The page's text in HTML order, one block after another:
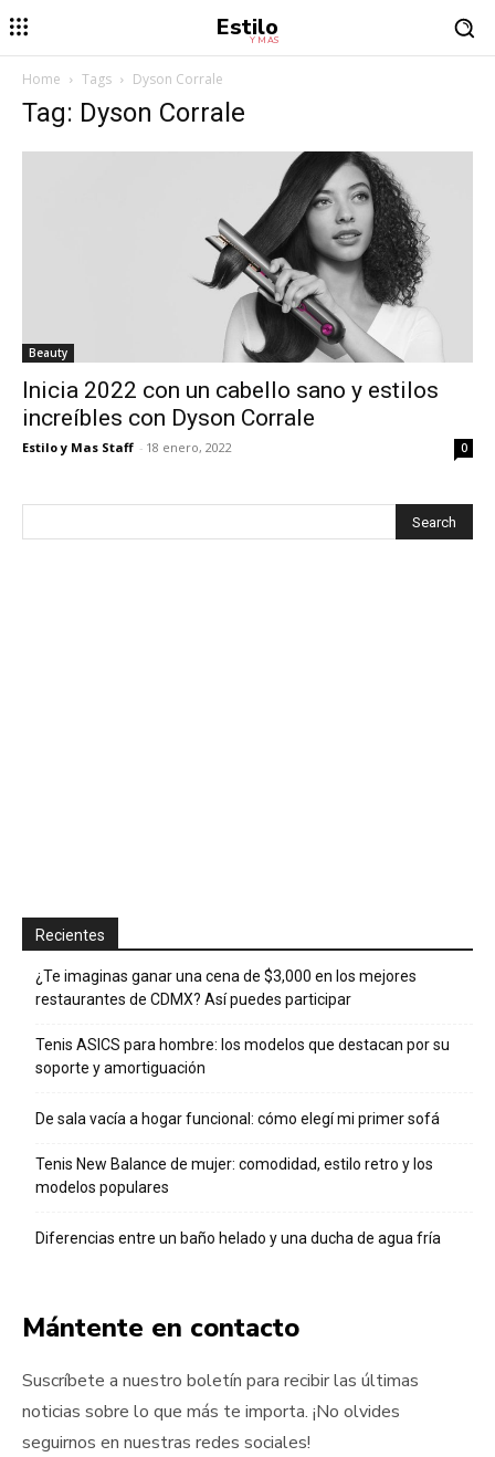
Estilo
Y MÁS
Home Tags Dyson Corrale
Tag: Dyson Corrale
Beauty
Inicia 2022 con un cabello sano y estilos
increíbles con Dyson Corrale
Estilo y Mas Staff - 18 enero, 2022 0
Recientes
¿Te imaginas ganar una cena de $3,000 en los mejores
restaurantes de CDMX? Así puedes participar
Tenis ASICS para hombre: los modelos que destacan por su
soporte y amortiguación
De sala vacía a hogar funcional: cómo elegí mi primer sofá
Tenis New Balance de mujer: comodidad, estilo retro y los
modelos populares
Diferencias entre un baño helado y una ducha de agua fría
Mántente en contacto
Suscríbete a nuestro boletín para recibir las últimas
noticias sobre lo que más te importa. ¡No olvides
seguirnos en nuestras redes sociales!